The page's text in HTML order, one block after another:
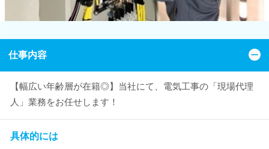
仕事内容
【幅広い年齢層が在籍◎】当社にて、電気工事の「現場代理
人」業務をお任せします！
具体的には